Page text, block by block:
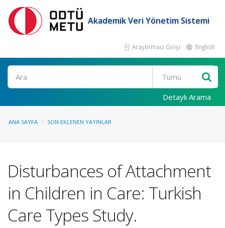
Akademik Veri Yönetim Sistemi
Araştırmacı Girişi English
Ara
Detaylı Arama
ANA SAYFA SON EKLENEN YAYINLAR
Disturbances of Attachment
in Children in Care: Turkish
Care Types Study.